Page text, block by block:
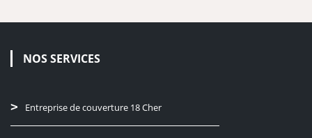
NOS SERVICES
Entreprise de couverture 18 Cher